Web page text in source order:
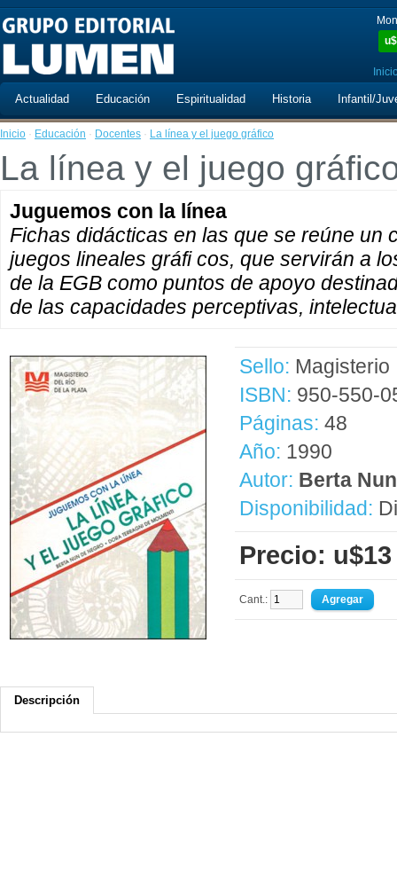
u$
Actualidad Educación Espiritualidad Historia Infantil/
Inicio · Educación · Docentes · La línea y el juego gráfico
La línea y el juego
Juguemos con la línea
Fichas didácticas en las que se reúne un
juegos lineales gráfi cos, que servirán a
de la EGB como puntos de apoyo
de las capacidades perceptivas,
Sello: Magisterio
ISBN: 950-550-
Páginas: 48
Año: 1990
Autor: Berta Nun
Disponibilidad:
Precio: u$13
Cant.:
Descripción